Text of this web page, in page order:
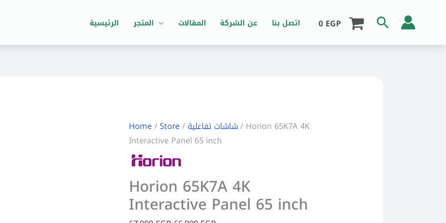
الرئيسية المتجر المقالات عن الشركة اتصل بنا 0EGP Search
Home/Store/ شاشات تفاعلية/ Horion 65K7A 4K
Interactive Panel 65 inch
Horion 65K7A 4K
Interactive Panel 65 inch
Original
price
was:
67,999 EGP.
Current
price
Horion
65K7A
4K
Interactive
Panel
65
inch